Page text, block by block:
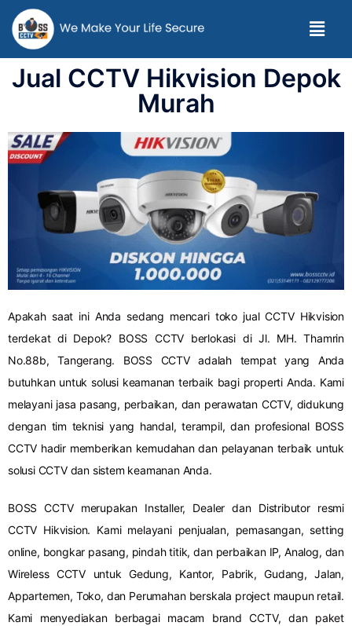
Jual CCTV Hikvision Depok
Murah
Apakah saat ini Anda sedang mencari toko jual CCTV Hikvision
terdekat di Depok? BOSS CCTV berlokasi di Jl. MH. Thamrin
No.88b, Tangerang. BOSS CCTV adalah tempat yang Anda
butuhkan untuk solusi keamanan terbaik bagi properti Anda. Kami
melayani jasa pasang, perbaikan, dan perawatan CCTV, didukung
dengan tim teknisi yang handal, terampil, dan profesional BOSS
CCTV hadir memberikan kemudahan dan pelayanan terbaik untuk
solusi CCTV dan sistem keamanan Anda.
BOSS CCTV merupakan Installer, Dealer dan Distributor resmi
CCTV Hikvision. Kami melayani penjualan, pemasangan, setting
online, bongkar pasang, pindah titik, dan perbaikan IP, Analog, dan
Wireless CCTV untuk Gedung, Kantor, Pabrik, Gudang, Jalan,
Appartemen, Toko, dan Perumahan berskala project maupun retail.
Kami menyediakan berbagai macam brand CCTV, dan paket